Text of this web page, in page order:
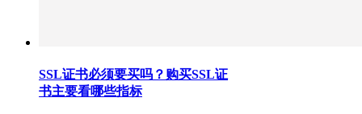
SSL证书必须要买吗？购买SSL证
书主要看哪些指标